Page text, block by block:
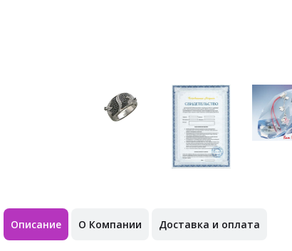
Описание О Компании Доставка и оплата